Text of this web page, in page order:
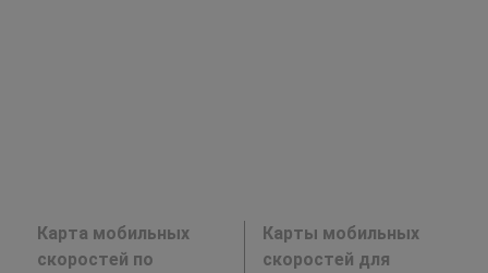
Карта мобильных
скоростей по
Карты мобильных
скоростей для